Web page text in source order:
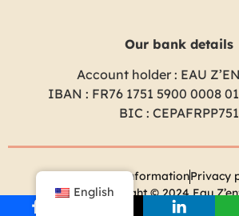
Our bank details
Account holder : EAU
IBAN : FR76 1751 5900 0008
BIC : CEPAFRPP751
Legal informationPrivacy
Copyright © 2024 Eau
English